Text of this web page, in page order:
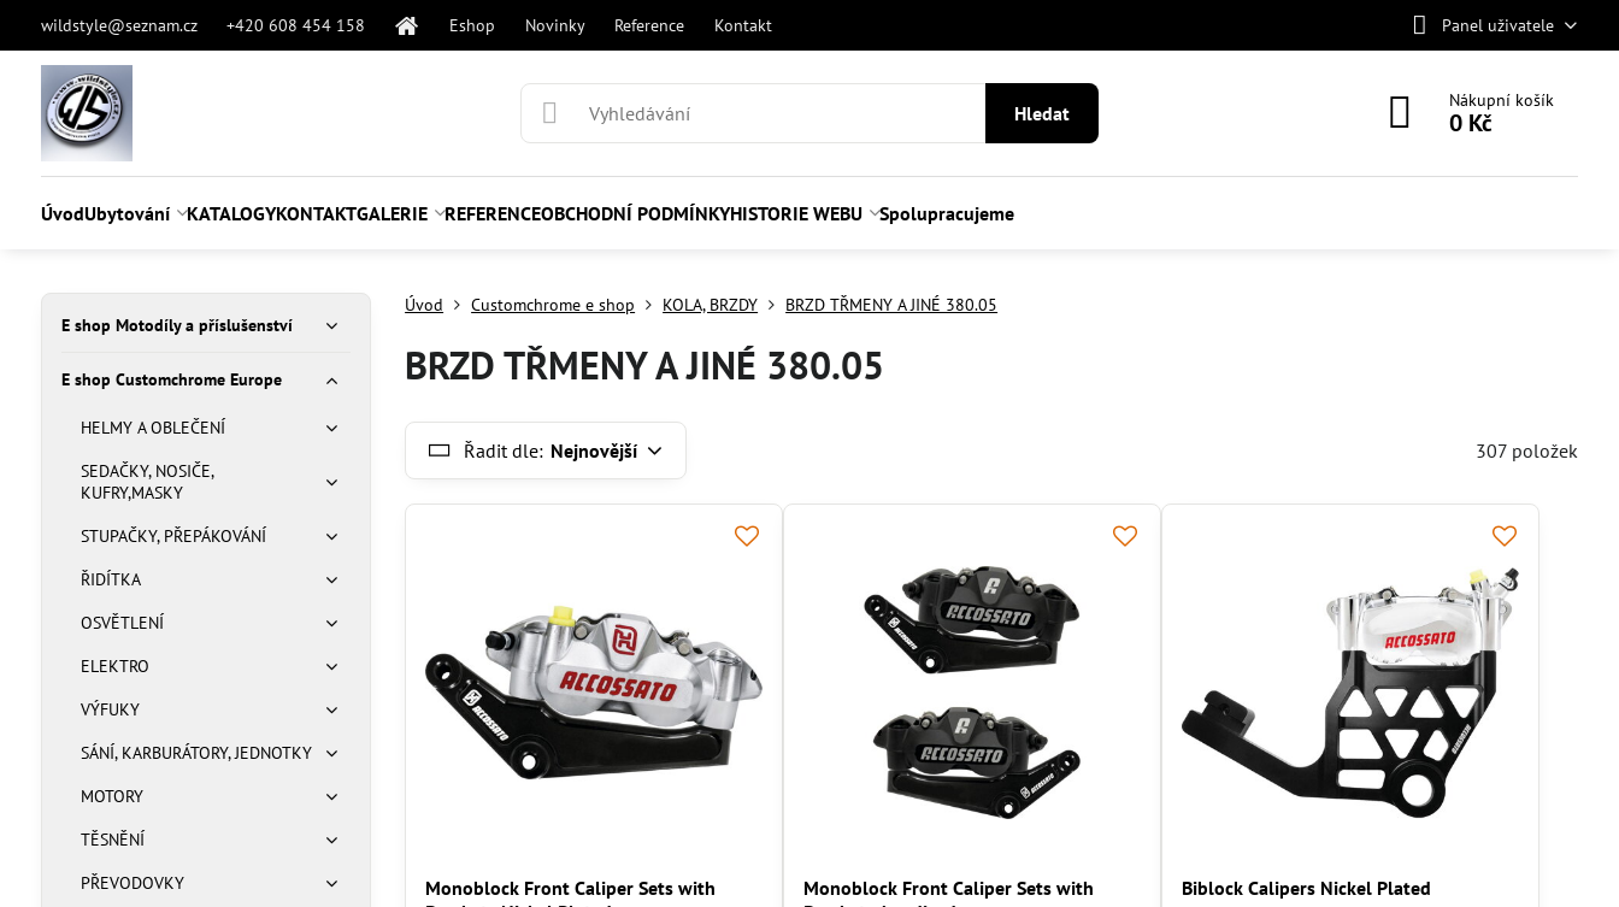
wildstyle@seznam.cz +420 608 454 158 Eshop Novinky Reference Kontakt Panel uživatele
Hledat
Nákupní košík
0 Kč
ÚvodUbytování KATALOGYKONTAKTGALERIE REFERENCEOBCHODNÍ PODMÍNKYHISTORIE WEBU Spolupracujeme
Úvod Customchrome e shop KOLA, BRZDY BRZD TŘMENY A JINÉ 380.05
BRZD TŘMENY A JINÉ 380.05
Řadit dle: Nejnovější 307 položek
Monoblock Front Caliper Sets with
Monoblock Front Caliper Sets with
Biblock Calipers Nickel Plated
E shop Motodíly a příslušenství
E shop Customchrome Europe
HELMY A OBLEČENÍ
SEDAČKY, NOSIČE,
KUFRY,MASKY
STUPAČKY, PŘEPÁKOVÁNÍ
ŘIDÍTKA
OSVĚTLENÍ
ELEKTRO
VÝFUKY
SÁNÍ, KARBURÁTORY, JEDNOTKY
MOTORY
TĚSNĚNÍ
PŘEVODOVKY